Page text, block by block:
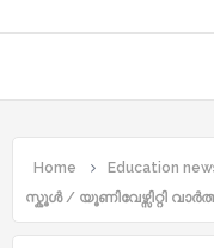
Home Education
സ്കൂൾ / യൂണിവേഴ്സിറ്റി